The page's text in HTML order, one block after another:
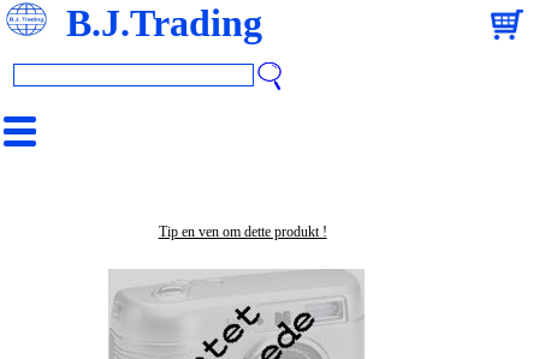
B.J.Trading
Tip en ven om dette produkt !